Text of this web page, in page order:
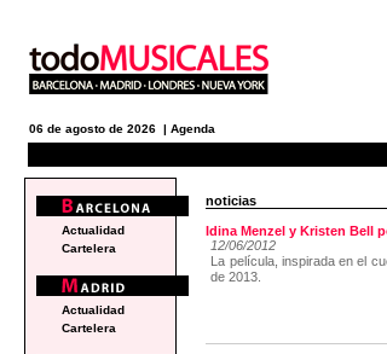
06 de agosto de 2026 | Agenda
noticias
Idina Menzel y Kristen Bell
12/06/2012
La película, inspirada en el
de 2013.
Actualidad
Cartelera
Actualidad
Cartelera